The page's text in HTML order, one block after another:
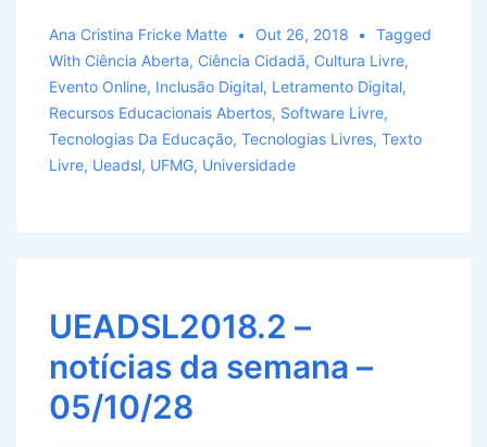
Ana Cristina Fricke Matte Out 26, 2018
Tagged
With Ciência Aberta, Ciência Cidadã, Cultura Livre,
Evento Online, Inclusão Digital, Letramento Digital,
Recursos Educacionais Abertos, Software Livre,
Tecnologias Da Educação, Tecnologias Livres, Texto
Livre, Ueadsl, UFMG, Universidade
UEADSL2018.2 –
notícias da semana –
05/10/28